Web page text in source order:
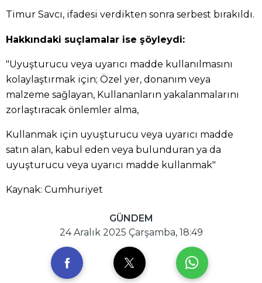
Timur Savcı, ifadesi verdikten sonra serbest bırakıldı.
Hakkındaki suçlamalar ise şöyleydi:
"Uyuşturucu veya uyarıcı madde kullanılmasını
kolaylaştırmak için; Özel yer, donanım veya
malzeme sağlayan, Kullananların yakalanmalarını
zorlaştıracak önlemler alma,
Kullanmak için uyuşturucu veya uyarıcı madde
satın alan, kabul eden veya bulunduran ya da
uyuşturucu veya uyarıcı madde kullanmak"
Kaynak: Cumhuriyet
GÜNDEM
24 Aralık 2025 Çarşamba, 18:49